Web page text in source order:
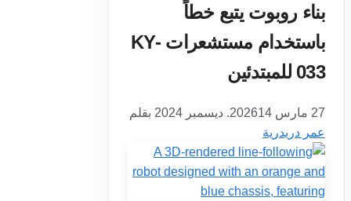
بناء روبوت يتبع خطاً
باستخدام مستشعرات KY-
033 للمبتدئين
27 مارس 2026 14. ديسمبر 2024
بقلم
عمر دريدرية